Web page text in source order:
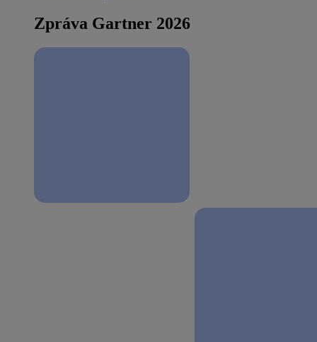
Zpráva Gartner 2026